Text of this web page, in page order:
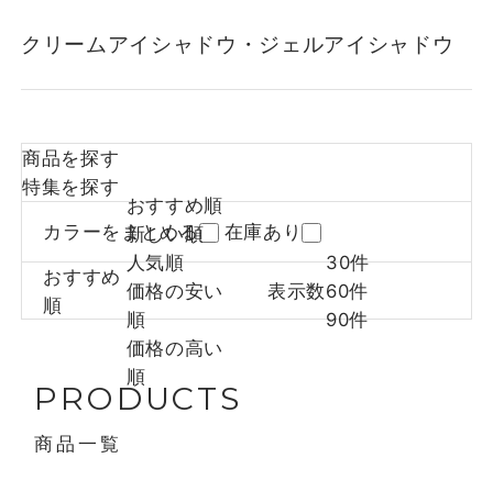
クリームアイシャドウ・ジェルアイシャドウ
商品を探す
特集を探す
カラーをまとめる 在庫あり
おすすめ
順
おすすめ順
新しい順
人気順
価格の安い
順
価格の高い
順
表示数
30件
60件
90件
PRODUCTS
商品一覧